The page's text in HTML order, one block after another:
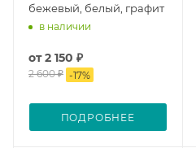
бежевый, белый, графит
в наличии
от2 150 ₽
2 600 ₽ -17%
ПОДРОБНЕЕ